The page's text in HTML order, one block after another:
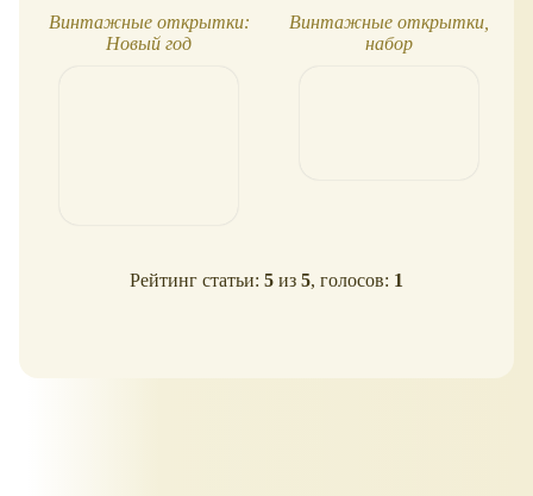
Винтажные открытки:
Новый год
Винтажные открытки,
набор
Рейтинг статьи: 5 из 5, голосов: 1